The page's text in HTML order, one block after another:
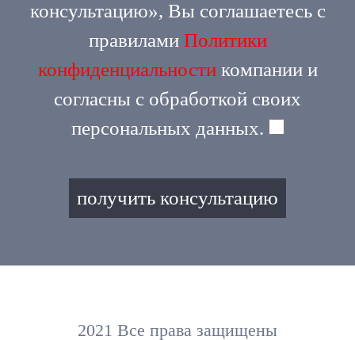
консультацию», Вы соглашаетесь c
правилами Политики
конфиденциальностикомпании и
согласны с обработкой своих
персональных данных.
2021 Все права защищены